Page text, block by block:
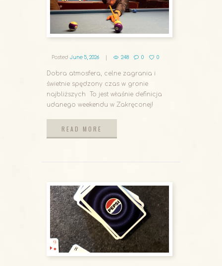
Posted June 5, 2026 248 0 0
Dobra atmosfera, celne zagrania i
świetnie spędzony czas w gronie
najbliższych To jest właśnie definicja
udanego weekendu w Zakręconej!
READ MORE